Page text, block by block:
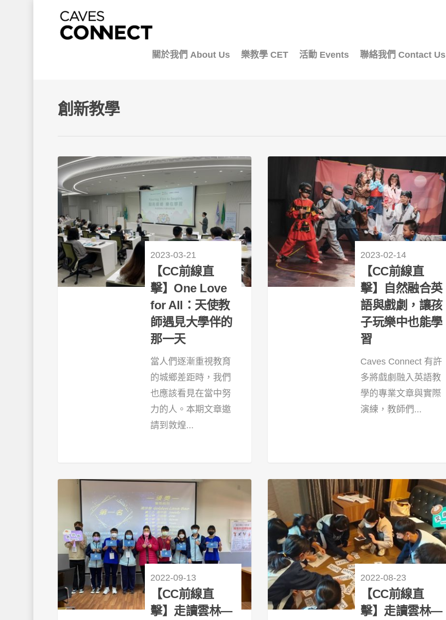
關於我們 About Us 樂教學 CET 活動 Events 聯絡我們 Contact Us
創新教學
2023-03-21
【CC前線直
擊】One Love
for All：天使教
師遇見大學伴的
那一天
當人們逐漸重視教育
的城鄉差距時，我們
也應該看見在當中努
力的人。本期文章邀
請到敦煌...
2023-02-14
【CC前線直
擊】自然融合英
語與戲劇，讓孩
子玩樂中也能學
習
Caves Connect 有許
多將戲劇融入英語教
學的專業文章與實際
演練，教師們...
2022-09-13
【CC前線直
擊】走讀雲林—
2022-08-23
【CC前線直
擊】走讀雲林—